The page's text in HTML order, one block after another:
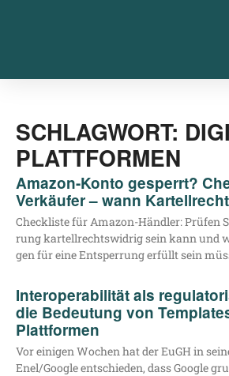
SCHLAGWORT:
PLATTFORMEN
Amazon-Konto gesperrt?
Verkäufer – wann
Check­lis­te für Ama­zon-Händ­ler: Prü­fen
rung kar­tell­rechts­wid­rig sein kann und
gen für eine Ent­sper­rung erfüllt sein
Interoperabilität als
die Bedeutung von
Plattformen
Vor eini­gen Wochen hat der EuGH in
Enel/​Google ent­schie­den, dass Goog­le